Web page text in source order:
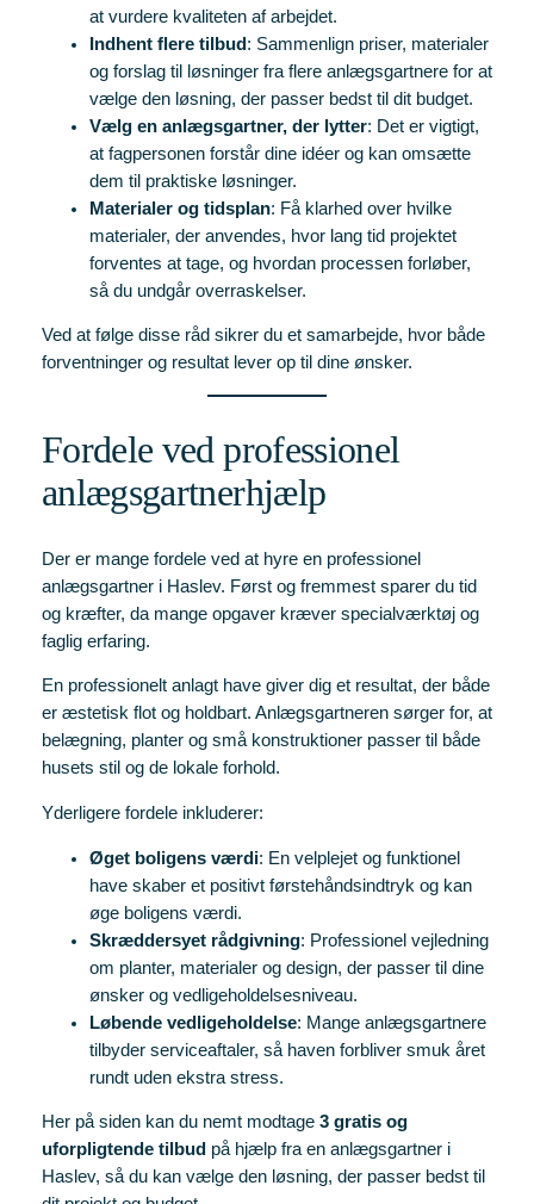
at vurdere kvaliteten af arbejdet.
Indhent flere tilbud : Sammenlign priser, materialer
og forslag til løsninger fra flere anlægsgartnere for at
vælge den løsning, der passer bedst til dit budget.
Vælg en anlægsgartner, der lytter: Det er vigtigt,
at fagpersonen forstår dine idéer og kan omsætte
dem til praktiske løsninger.
Materialer og tidsplan: Få klarhed over hvilke
materialer, der anvendes, hvor lang tid projektet
forventes at tage, og hvordan processen forløber,
så du undgår overraskelser.
Ved at følge disse råd sikrer du et samarbejde, hvor både
forventninger og resultat lever op til dine ønsker.
Fordele ved professionel
anlægsgartnerhjælp
Der er mange fordele ved at hyre en professionel
anlægsgartner i Haslev. Først og fremmest sparer du tid
og kræfter, da mange opgaver kræver specialværktøj og
faglig erfaring.
En professionelt anlagt have giver dig et resultat, der både
er æstetisk flot og holdbart. Anlægsgartneren sørger for, at
belægning, planter og små konstruktioner passer til både
husets stil og de lokale forhold.
Yderligere fordele inkluderer:
Øget boligens værdi: En velplejet og funktionel
have skaber et positivt førstehåndsindtryk og kan
øge boligens værdi.
Skræddersyet rådgivning: Professionel vejledning
om planter, materialer og design, der passer til dine
ønsker og vedligeholdelsesniveau.
Løbende vedligeholdelse: Mange anlægsgartnere
tilbyder serviceaftaler, så haven forbliver smuk året
rundt uden ekstra stress.
Her på siden kan du nemt modtage 3 gratis og
uforpligtende tilbud på hjælp fra en anlægsgartner i
Haslev, så du kan vælge den løsning, der passer bedst til